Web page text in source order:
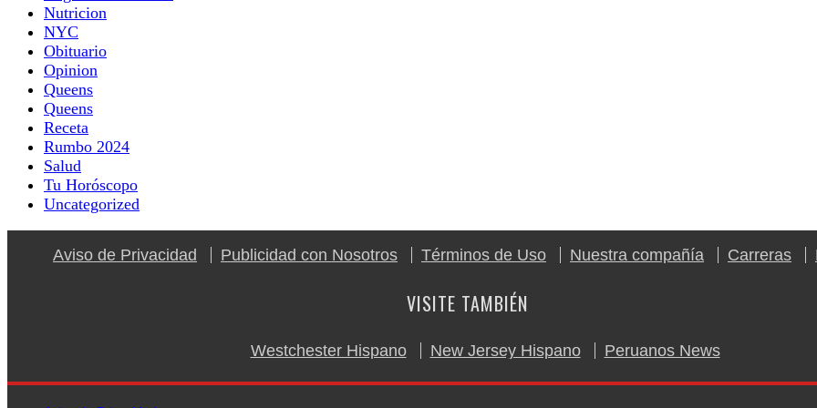
Nutricion
NYC
Obituario
Opinion
Queens
Queens
Receta
Rumbo 2024
Salud
Tu Horóscopo
Uncategorized
Aviso de Privacidad Publicidad con Nosotros Términos de Uso Nuestra compañía Carreras
VISITE TAMBIÉN
Westchester Hispano New Jersey Hispano Peruanos News